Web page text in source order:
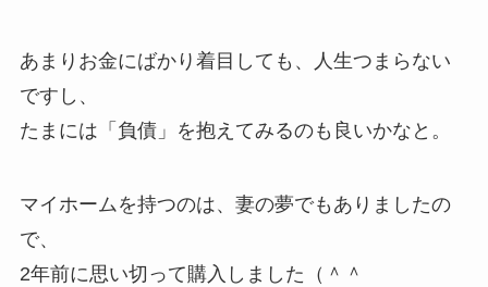
あまりお金にばかり着目しても、人生つまらない
ですし、
たまには「負債」を抱えてみるのも良いかなと。
マイホームを持つのは、妻の夢でもありましたの
で、
2年前に思い切って購入しました（＾＾